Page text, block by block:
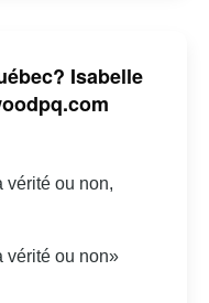
Isabelle
vérité ou non,
vérité ou non»